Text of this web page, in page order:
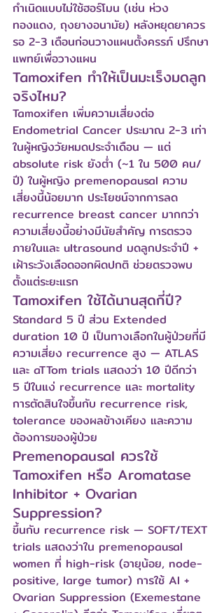
กำเนิดแบบไม่ใช้ฮอร์โมน (เช่น ห่วง
ทองแดง, ถุงยางอนามัย) หลังหยุดยาควร
รอ 2-3 เดือนก่อนวางแผนตั้งครรภ์ ปรึกษา
แพทย์เพื่อวางแผน
Tamoxifen ทำให้เป็นมะเร็งมดลูก
จริงไหม?
Tamoxifen เพิ่มความเสี่ยงต่อ
Endometrial Cancer ประมาณ 2-3 เท่า
ในผู้หญิงวัยหมดประจำเดือน — แต่
absolute risk ยังต่ำ (~1 ใน 500 คน/
ปี) ในผู้หญิง premenopausal ความ
เสี่ยงนี้น้อยมาก ประโยชน์จากการลด
recurrence breast cancer มากกว่า
ความเสี่ยงนี้อย่างมีนัยสำคัญ การตรวจ
ภายในและ ultrasound มดลูกประจำปี +
เฝ้าระวังเลือดออกผิดปกติ ช่วยตรวจพบ
ตั้งแต่ระยะแรก
Tamoxifen ใช้ได้นานสุดกี่ปี?
Standard 5 ปี ส่วน Extended
duration 10 ปี เป็นทางเลือกในผู้ป่วยที่มี
ความเสี่ยง recurrence สูง — ATLAS
และ aTTom trials แสดงว่า 10 ปีดีกว่า
5 ปีในแง่ recurrence และ mortality
การตัดสินใจขึ้นกับ recurrence risk,
tolerance ของผลข้างเคียง และความ
ต้องการของผู้ป่วย
Premenopausal ควรใช้
Tamoxifen หรือ Aromatase
Inhibitor + Ovarian
Suppression?
ขึ้นกับ recurrence risk — SOFT/TEXT
trials แสดงว่าใน premenopausal
women ที่ high-risk (อายุน้อย, node-
positive, large tumor) การใช้ AI +
Ovarian Suppression (Exemestane